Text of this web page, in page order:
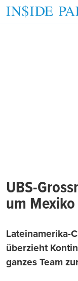
UBS-
um Mexiko
Lateinamerika-
überzieht
ganzes Team